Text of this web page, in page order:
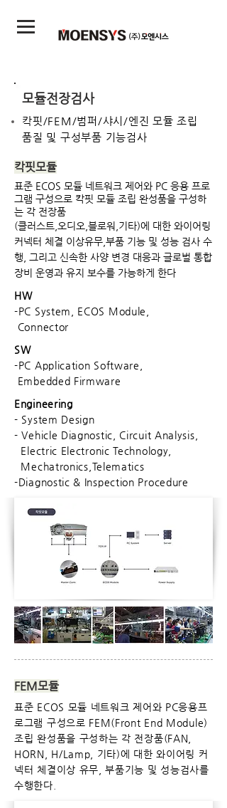
칵핏모듈
HW
-PC System, ECOS Module,
Connector
Engineering
- System Design
- Vehicle Diagnostic, Circuit Analysis,
Electric Electronic Technology,
Mechatronics, Telematics
-Diagnostic & Inspection Procedure
SW
-PC Application Software,
Embedded Firmware
표준 ECOS 모듈 네트워크 제어와 PC 응용 프로
그램 구성으로 칵핏 모듈 조립 완성품을 구성하
는 각 전장품
(클러스트,오디오,블로워,기타)에 대한 와이어링
커넥터 체결 이상유무,부품 기능 및 성능 검사 수
행, 그리고 신속한 사양 변경 대응과 글로벌 통합
장비 운영과 유지 보수를 가능하게 한다
​표준 ECOS 모듈 네트워크 제어와 PC응용프
로그램 구성으로 FEM(Front End Module)
조립 완성품을 구성하는 각 전장품(FAN,
HORN, H/Lamp, 기타)에 대한 와이어링 커
넥터 체결이상 유무, 부품기능 및 성능검사를
수행한다.
칵핏/FEM/범퍼/샤시/엔진 모듈 조립
품질 및 구성부품 기능검사
모듈전장검사
FEM모듈